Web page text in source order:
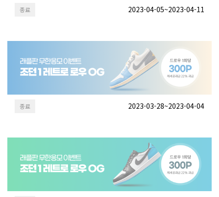
종료 2023-04-05~2023-04-11
종료 2023-03-28~2023-04-04